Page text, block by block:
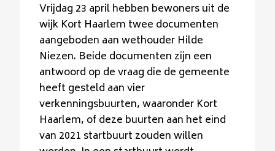
Vrijdag 23 april hebben bewoners uit de
wijk Kort Haarlem twee documenten
aangeboden aan wethouder Hilde
Niezen. Beide documenten zijn een
antwoord op de vraag die de gemeente
heeft gesteld aan vier
verkenningsbuurten, waaronder Kort
Haarlem, of deze buurten aan het eind
van 2021 startbuurt zouden willen